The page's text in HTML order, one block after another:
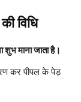
विधि
शुभ माना जाता है।
कर पीपल के पेड़